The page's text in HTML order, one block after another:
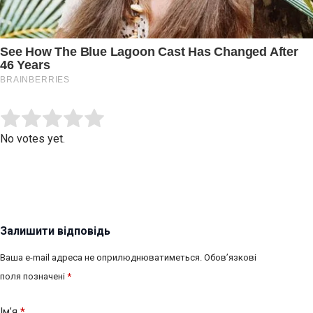
Rate this item:
No votes yet.
Залишити відповідь
Ваша e-mail адреса не оприлюднюватиметься. Обов’язкові
поля позначені *